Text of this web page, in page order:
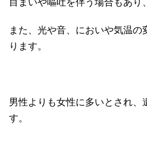
また、光や音、においや気温の
ります。
男性よりも女性に多いとされ、
す。